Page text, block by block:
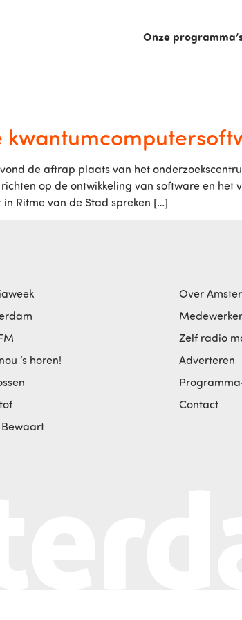
Onze
de aftrap plaats van het
op de ontwikkeling van software en
Ritme van de Stad spreken […]
‘s horen!
Bewaart
Over
Zelf radio
Adverteren
Contact